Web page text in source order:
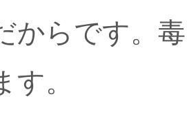
からです。
。